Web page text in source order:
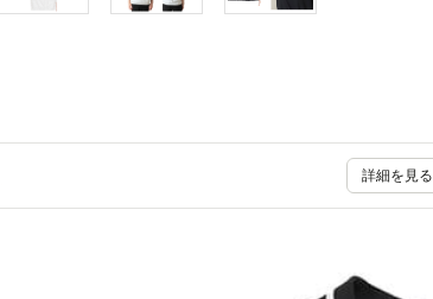
詳細を見る